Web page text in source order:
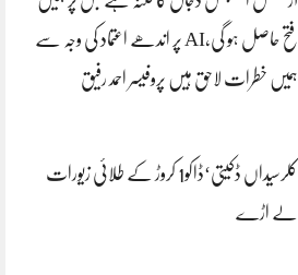
فتح حاصل ہو گی،AI پر اندھے اعتماد کی وجہ سے
ہمیں خطرات لاحق ہیں پروفیسر احمد رفیق
کلرسیداں ڈکیتی‘ڈاکو1 کروڑ کے طلائی زیورات
لے اڑے